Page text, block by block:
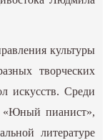
культуры
творческих
искусств. Среди
«Юный пианист»,
литературе